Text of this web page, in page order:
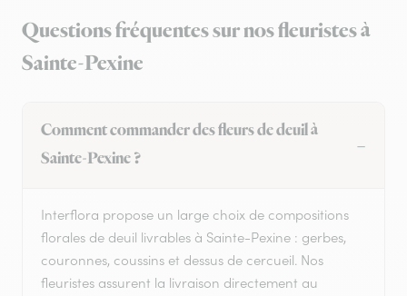
Questions fréquentes sur nos fleuristes à
Sainte-Pexine
Comment commander des fleurs de deuil à
Sainte-Pexine ?
Interflora propose un large choix de compositions
florales de deuil livrables à Sainte-Pexine : gerbes,
couronnes, coussins et dessus de cercueil. Nos
fleuristes assurent la livraison directement au